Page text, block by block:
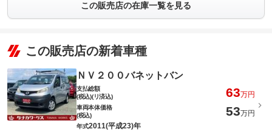
この販売店の在庫一覧を見る
この販売店の新着車種
ＮＶ２００バネットバン
支払総額
(税込)(リ済込)
63万円
車両本体価格
(税込)
53万円
年式2011(平成23)年